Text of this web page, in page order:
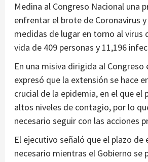
Medina al Congreso Nacional una
enfrentar el brote de Coronavirus
medidas de lugar en torno al virus
vida de 409 personas y 11,196
En una misiva dirigida al
expresó que la extensión se hace
crucial de la epidemia, en el que el
altos niveles de contagio, por lo
necesario seguir con las acciones
El ejecutivo señaló que el plazo de
necesario mientras el Gobierno se